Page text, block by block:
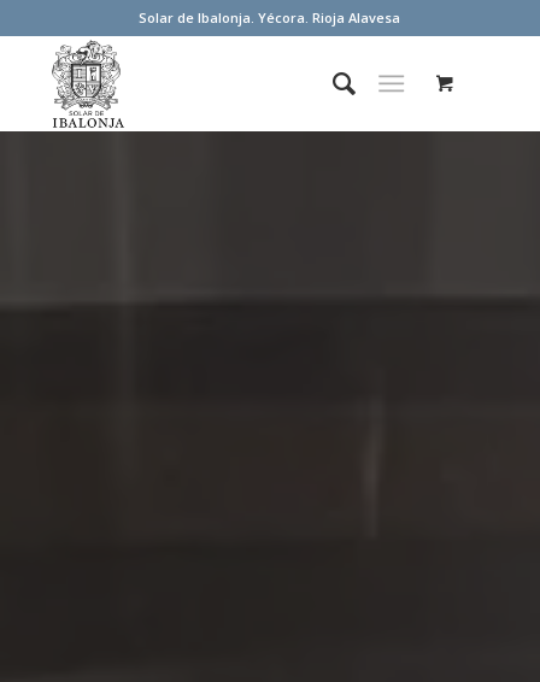
Solar de Ibalonja. Yécora. Rioja Alavesa